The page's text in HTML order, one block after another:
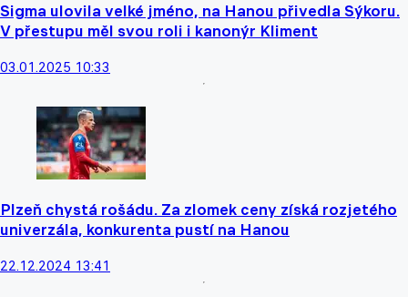
Sigma ulovila velké jméno, na Hanou přivedla Sýkoru.
V přestupu měl svou roli i kanonýr Kliment
03.01.2025 10:33
Plzeň chystá rošádu. Za zlomek ceny získá rozjetého
univerzála, konkurenta pustí na Hanou
22.12.2024 13:41